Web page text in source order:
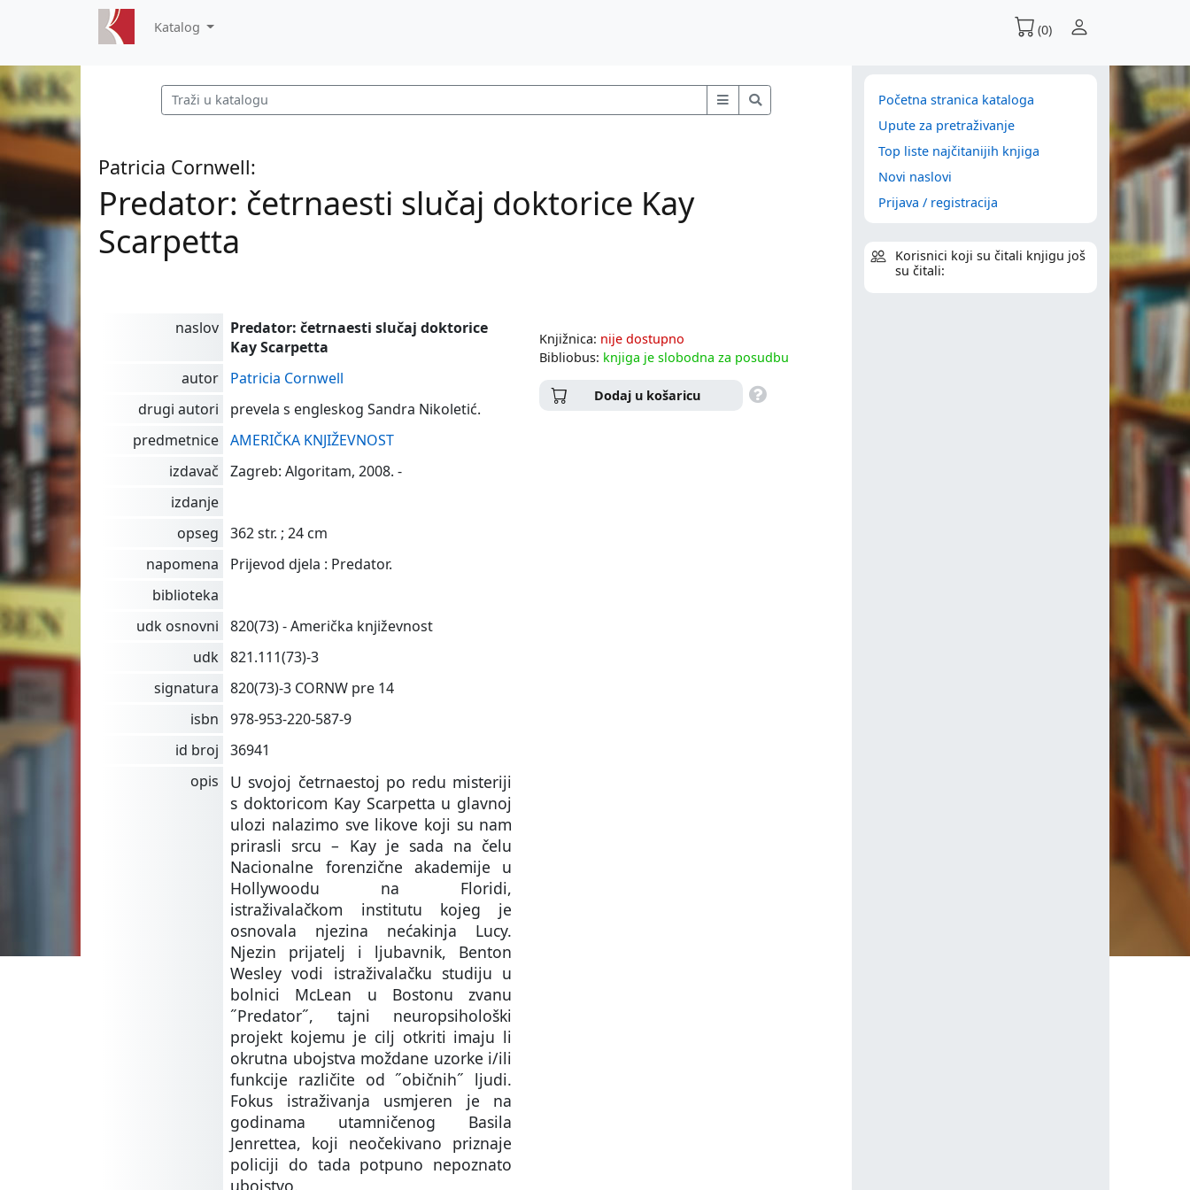
Katalog (0)
Patricia Cornwell:
Predator: četrnaesti slučaj doktorice Kay
Scarpetta
naslov
Predator: četrnaesti slučaj doktorice
Kay Scarpetta
autor
Patricia Cornwell
drugi autori
prevela s engleskog Sandra Nikoletić.
predmetnice
AMERIČKA KNJIŽEVNOST
izdavač
Zagreb: Algoritam, 2008. -
izdanje
opseg
362 str. ; 24 cm
napomena
Prijevod djela : Predator.
biblioteka
udk osnovni
820(73) - Američka književnost
udk
821.111(73)-3
signatura
820(73)-3 CORNW pre 14
isbn
978-953-220-587-9
id broj
36941
opis
U svojoj četrnaestoj po redu misteriji
s doktoricom Kay Scarpetta u glavnoj
ulozi nalazimo sve likove koji su nam
prirasli srcu – Kay je sada na čelu
Nacionalne forenzične akademije u
Hollywoodu na Floridi,
istraživalačkom institutu kojeg je
osnovala njezina nećakinja Lucy.
Njezin prijatelj i ljubavnik, Benton
Wesley vodi istraživalačku studiju u
bolnici McLean u Bostonu zvanu
˝Predator˝, tajni neuropsihološki
projekt kojemu je cilj otkriti imaju li
okrutna ubojstva moždane uzorke i/ili
funkcije različite od ˝običnih˝ ljudi.
Fokus istraživanja usmjeren je na
godinama utamničenog Basila
Jenrettea, koji neočekivano priznaje
policiji do tada potpuno nepoznato
ubojstvo.
Knjižnica: nije dostupno
Bibliobus: knjiga je slobodna za posudbu
Dodaj u košaricu
Početna stranica kataloga
Upute za pretraživanje
Top liste najčitanijih knjiga
Novi naslovi
Prijava / registracija
Korisnici koji su čitali knjigu još
su čitali: